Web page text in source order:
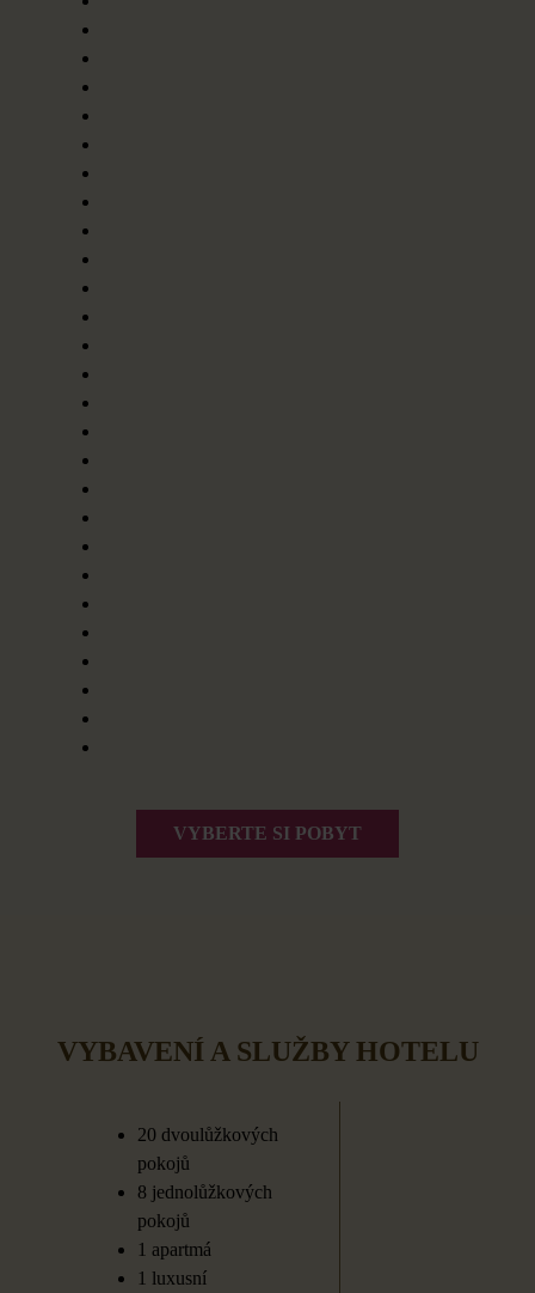
VYBERTE SI POBYT
VYBAVENÍ A SLUŽBY HOTELU
20 dvoulůžkových
pokojů
8 jednolůžkových
pokojů
1 apartmá
1 luxusní